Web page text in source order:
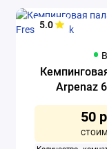
5.0
Arpenaz
50